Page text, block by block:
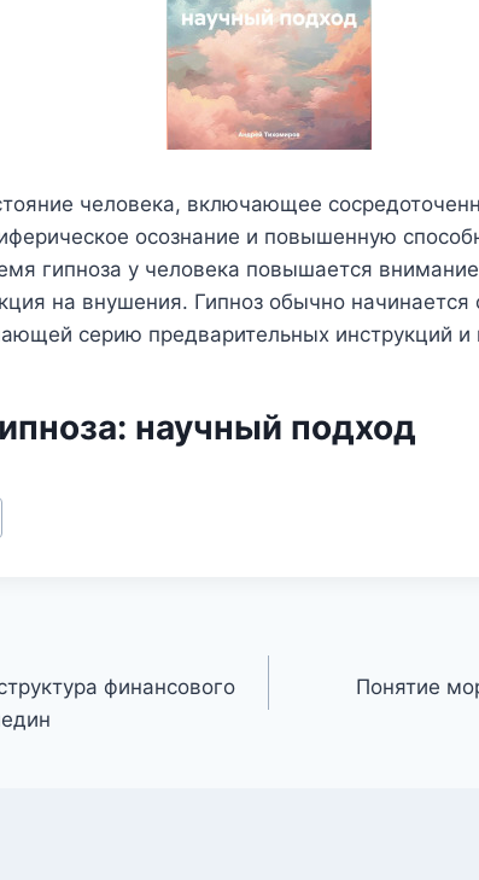
человека, включающее
осознание и повышенную
гипноза у человека повышается
на внушения. Гипноз обычно начинается
серию предварительных инструкций и
научный подход
финансового
Понятие